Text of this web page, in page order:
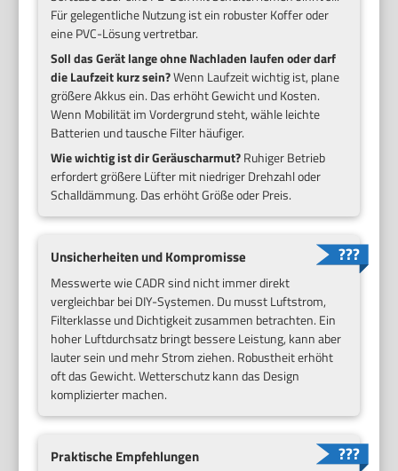
Für gelegentliche Nutzung ist ein robuster Koffer oder
eine PVC-Lösung vertretbar.
Soll das Gerät lange ohne Nachladen laufen oder darf
die Laufzeit kurz sein?Wenn Laufzeit wichtig ist, plane
größere Akkus ein. Das erhöht Gewicht und Kosten.
Wenn Mobilität im Vordergrund steht, wähle leichte
Batterien und tausche Filter häufiger.
Wie wichtig ist dir Geräuscharmut?Ruhiger Betrieb
erfordert größere Lüfter mit niedriger Drehzahl oder
Schalldämmung. Das erhöht Größe oder Preis.
Unsicherheiten und Kompromisse
Messwerte wie CADR sind nicht immer direkt
vergleichbar bei DIY-Systemen. Du musst Luftstrom,
Filterklasse und Dichtigkeit zusammen betrachten. Ein
hoher Luftdurchsatz bringt bessere Leistung, kann aber
lauter sein und mehr Strom ziehen. Robustheit erhöht
oft das Gewicht. Wetterschutz kann das Design
komplizierter machen.
Praktische Empfehlungen